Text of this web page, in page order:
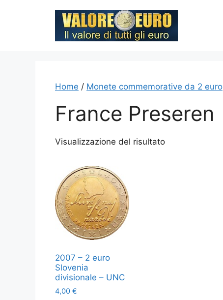
Home / Monete commemorative da 2 euro
France Preseren
Visualizzazione del risultato
2007 – 2 euro
Slovenia
divisionale – UNC
4,00 €